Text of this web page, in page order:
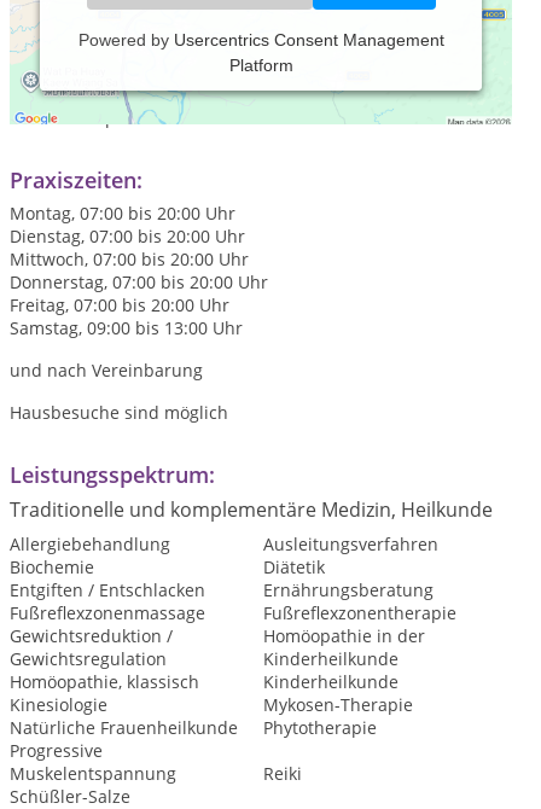
Powered by Usercentrics Consent Management
Platform
Ich arbeite systemisch und lösungsoriert. Schwerpunkt liegt
auf der Beratung und Therapie von Familien. Weiter habe ich
den Schwerpunkt Hochsensibilität und hochsensible Kinder.
Praxiszeiten:
Montag, 07:00 bis 20:00 Uhr
Dienstag, 07:00 bis 20:00 Uhr
Mittwoch, 07:00 bis 20:00 Uhr
Donnerstag, 07:00 bis 20:00 Uhr
Freitag, 07:00 bis 20:00 Uhr
Samstag, 09:00 bis 13:00 Uhr
und nach Vereinbarung
Hausbesuche sind möglich
Leistungsspektrum:
Traditionelle und komplementäre Medizin, Heilkunde
Allergiebehandlung
Ausleitungsverfahren
Biochemie
Diätetik
Entgiften / Entschlacken
Ernährungsberatung
Fußreflexzonenmassage
Fußreflexzonentherapie
Gewichtsreduktion /
Gewichtsregulation
Homöopathie in der
Kinderheilkunde
Homöopathie, klassisch
Kinderheilkunde
Kinesiologie
Mykosen-Therapie
Natürliche Frauenheilkunde
Phytotherapie
Progressive
Muskelentspannung
Reiki
Schüßler-Salze